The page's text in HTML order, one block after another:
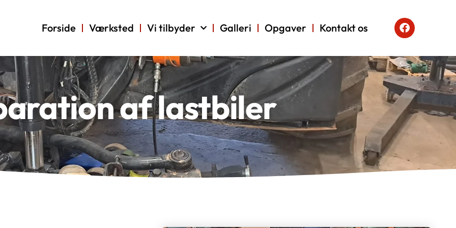
Forside Værksted Vi tilbyder Galleri Opgaver Kontakt os
af lastbiler